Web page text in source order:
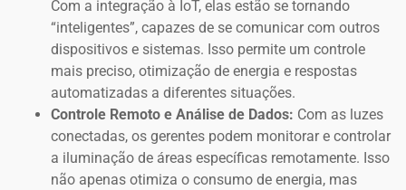
Com a integração à IoT, elas estão se tornando
“inteligentes”, capazes de se comunicar com outros
dispositivos e sistemas. Isso permite um controle
mais preciso, otimização de energia e respostas
automatizadas a diferentes situações.
Controle Remoto e Análise de Dados: Com as luzes
conectadas, os gerentes podem monitorar e controlar
a iluminação de áreas específicas remotamente. Isso
não apenas otimiza o consumo de energia, mas